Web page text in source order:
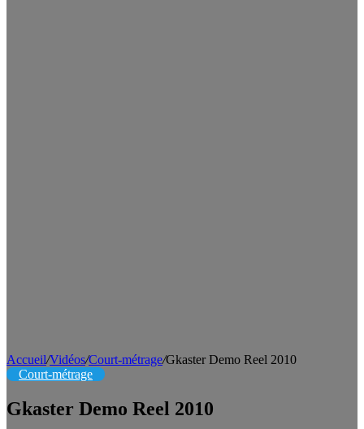
Accueil/Vidéos/Court-métrage/Gkaster Demo Reel 2010
Court-métrage
Gkaster Demo Reel 2010